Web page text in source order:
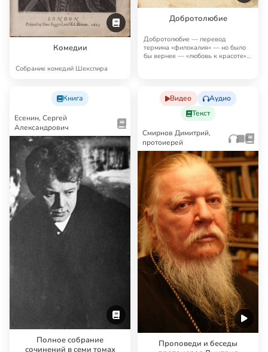
Комедии
Собрание комедий Шекспира
Добротолюбие
Добротолюбие — перевод
термина «филокалия» — но было
бы вернее — «любовь к красоте»,
Книга
Есенин, Сергей
Александрович
Полное собрание
сочинений в семи томах
Видео
Аудио
Текст
Смирнов Димитрий,
протоиерей
Проповеди и беседы